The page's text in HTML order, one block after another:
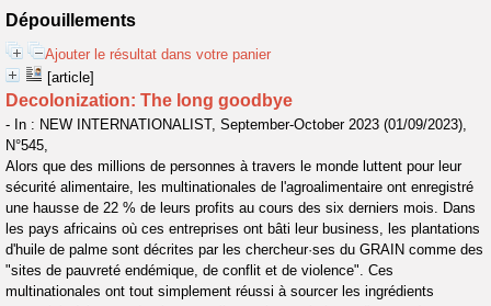
Dépouillements
Ajouter le résultat dans votre panier
[article]
Decolonization: The long goodbye
- In : NEW INTERNATIONALIST, September-October 2023 (01/09/2023),
N°545,
Alors que des millions de personnes à travers le monde luttent pour leur
sécurité alimentaire, les multinationales de l'agroalimentaire ont enregistré
une hausse de 22 % de leurs profits au cours des six derniers mois. Dans
les pays africains où ces entreprises ont bâti leur business, les plantations
d'huile de palme sont décrites par les chercheur·ses du GRAIN comme des
"sites de pauvreté endémique, de conflit et de violence". Ces
multinationales ont tout simplement réussi à sourcer les ingrédients